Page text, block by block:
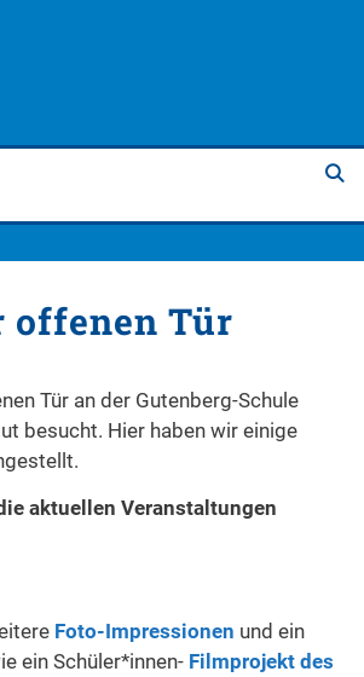
offenen Tür
Tür an der Gutenberg-Schule
besucht. Hier haben wir einige
aktuellen Veranstaltungen
Foto-Impressionen und ein
ein Schüler*innen- Filmprojekt des